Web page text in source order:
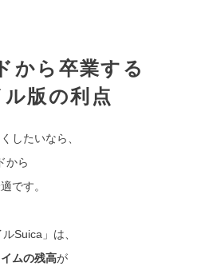
から卒業する
版の利点
したいなら、
から
です。
Suica」は、
ムの残高が